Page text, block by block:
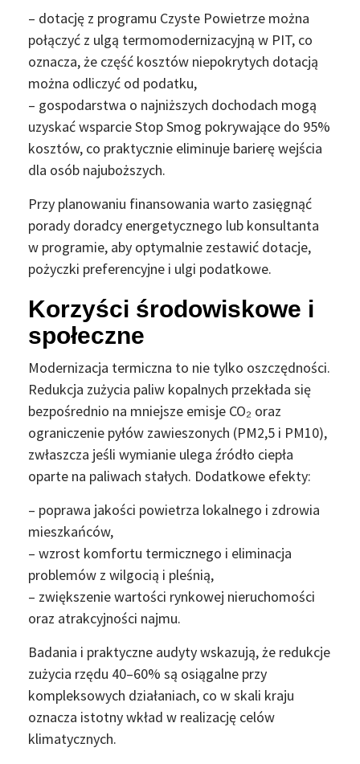
– dotację z programu Czyste Powietrze można
połączyć z ulgą termomodernizacyjną w PIT, co
oznacza, że część kosztów niepokrytych dotacją
można odliczyć od podatku,
– gospodarstwa o najniższych dochodach mogą
uzyskać wsparcie Stop Smog pokrywające do 95%
kosztów, co praktycznie eliminuje barierę wejścia
dla osób najuboższych.
Przy planowaniu finansowania warto zasięgnąć
porady doradcy energetycznego lub konsultanta
w programie, aby optymalnie zestawić dotacje,
pożyczki preferencyjne i ulgi podatkowe.
Korzyści środowiskowe i
społeczne
Modernizacja termiczna to nie tylko oszczędności.
Redukcja zużycia paliw kopalnych przekłada się
bezpośrednio na mniejsze emisje CO₂ oraz
ograniczenie pyłów zawieszonych (PM2,5 i PM10),
zwłaszcza jeśli wymianie ulega źródło ciepła
oparte na paliwach stałych. Dodatkowe efekty:
– poprawa jakości powietrza lokalnego i zdrowia
mieszkańców,
– wzrost komfortu termicznego i eliminacja
problemów z wilgocią i pleśnią,
– zwiększenie wartości rynkowej nieruchomości
oraz atrakcyjności najmu.
Badania i praktyczne audyty wskazują, że redukcje
zużycia rzędu 40–60% są osiągalne przy
kompleksowych działaniach, co w skali kraju
oznacza istotny wkład w realizację celów
klimatycznych.